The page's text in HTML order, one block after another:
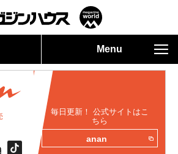
Menu
毎日更新！ 公式サイトはこ
ちら
anan